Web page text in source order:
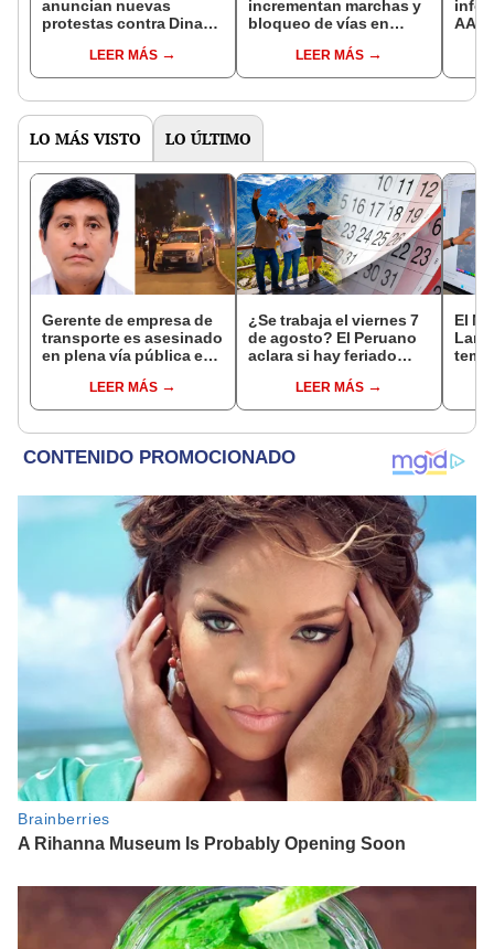
anuncian nuevas
protestas contra Dina
LEER MÁS
incrementan marchas y
bloqueo de vías en
LEER MÁS
AA.
LO MÁS VISTO LO ÚLTIMO
Gerente de empresa de
transporte es asesinado
en plena vía pública en
sobrevivió al ataque
LEER MÁS
¿Se trabaja el viernes 7
de agosto? El Peruano
aclara si hay feriado
del 6 de agosto
LEER MÁS
El
palta